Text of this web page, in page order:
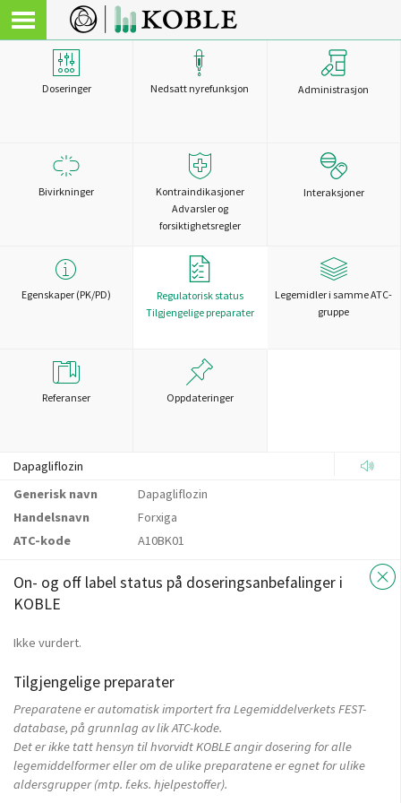
Doseringer Nedsatt nyrefunksjon Administrasjon
Bivirkninger
Kontraindikasjoner
Advarsler og
forsiktighetsregler
Interaksjoner
Egenskaper (PK/PD)
Regulatorisk status
Tilgjengelige preparater
Legemidler i samme ATC-
gruppe
Referanser Oppdateringer
Dapagliflozin
Generisk navn
Dapagliflozin
Handelsnavn
Forxiga
ATC-kode
A10BK01
On- og off label status på doseringsanbefalinger i
KOBLE
Ikke vurdert.
Tilgjengelige preparater
Preparatene er automatisk importert fra Legemiddelverkets FEST-
database, på grunnlag av lik ATC-kode.
Det er ikke tatt hensyn til hvorvidt KOBLE angir dosering for alle
legemiddelformer eller om de ulike preparatene er egnet for ulike
aldersgrupper (mtp. f.eks. hjelpestoffer).